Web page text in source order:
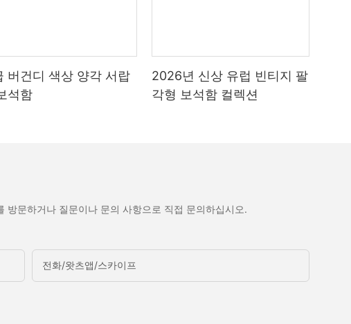
버건디 색상 양각 서랍
석함
2026년 신상 유럽 빈티지 팔
각형 보석함 컬렉션
문하거나 질문이나 문의 사항으로 직접 문의하십시오.
전화/왓츠앱/스카이프